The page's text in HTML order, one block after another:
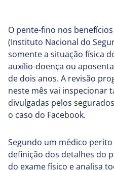
O pente-fino nos
(Instituto Nacional do
somente a situação física
auxílio-doença ou
de dois anos. A revisão
neste mês vai inspecionar
divulgadas pelos
o caso do Facebook.
Segundo um médico
definição dos detalhes do
do exame físico e analisa